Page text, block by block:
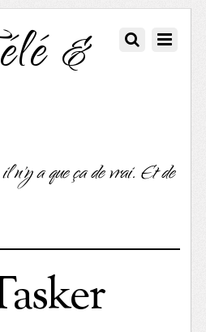
&
n'y a que ça de vrai. Et de